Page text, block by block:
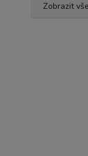
Zobrazit